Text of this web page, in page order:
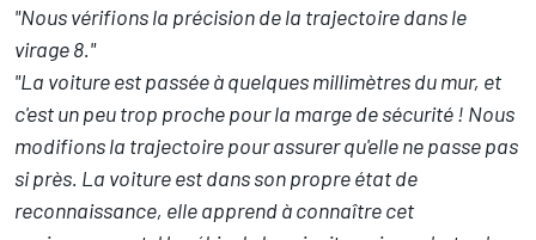
"Nous vérifions la précision de la trajectoire dans le
virage 8."
"La voiture est passée à quelques millimètres du mur, et
c'est un peu trop proche pour la marge de sécurité ! Nous
modifions la trajectoire pour assurer qu'elle ne passe pas
si près. La voiture est dans son propre état de
reconnaissance, elle apprend à connaître cet